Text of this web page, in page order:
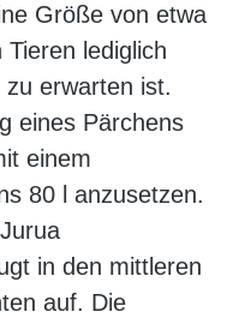
Größe von etwa
lediglich
erwarten ist.
eines Pärchens
einem
80 l anzusetzen.
in den mittleren
auf. Die